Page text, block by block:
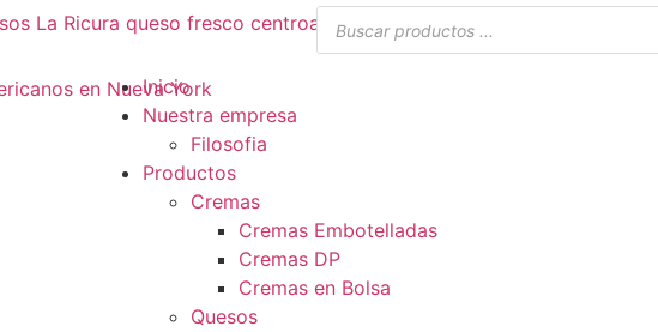
Inicio
Nuestra empresa
Filosofia
Productos
Cremas
Cremas Embotelladas
Cremas DP
Cremas en Bolsa
Quesos